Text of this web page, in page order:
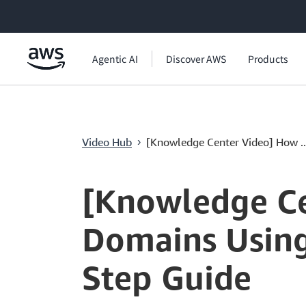
메인 콘텐츠로 건너뛰기
Agentic AI Discover AWS Products
Video Hub › [Knowledge Center Video] How
Current
0:00 / Duration
3:34
[Knowledge
Domains
Step Guide